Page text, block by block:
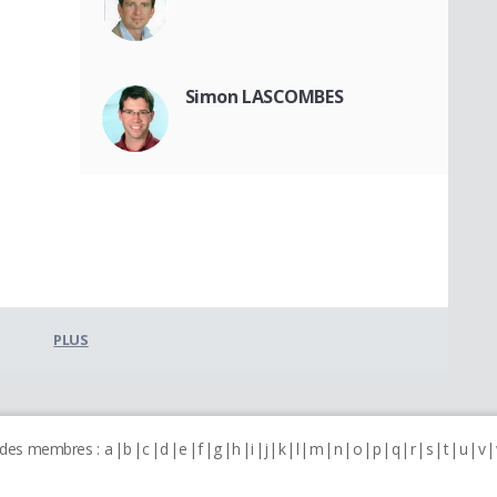
Simon LASCOMBES
PLUS
membres : a b c d e f g h i j k l m n o p q r s t u v